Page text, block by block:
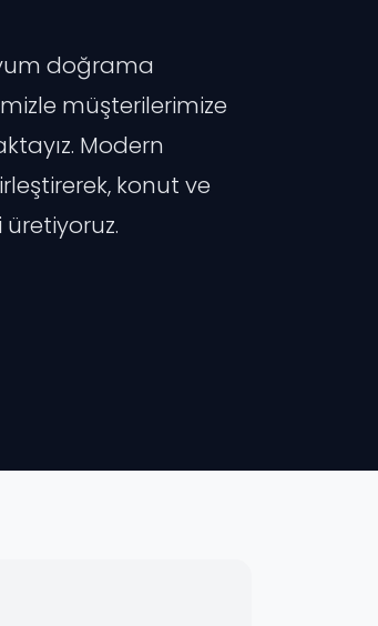
doğrama
müşterilerimize
Modern
konut ve